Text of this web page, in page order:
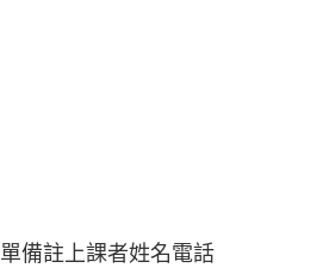
備註 上課者姓名電話